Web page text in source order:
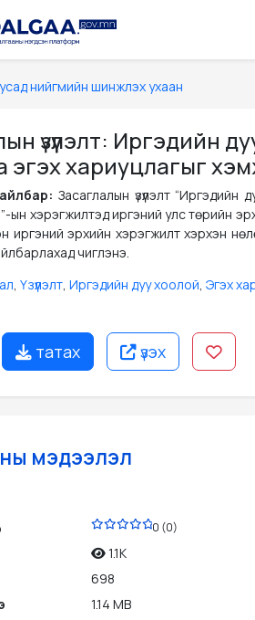
нийгмийн шинжлэх ухаан
үзүүлэлт: Иргэдийн
эгэх хариуцлагыг
Засаглалын үзүүлэлт
ын хэрэгжилтэд иргэний улс төрийн
иргэний эрхийн хэрэгжилт хэрхэн
чиглэнэ.
, Үзүүлэлт, Иргэдийн дуу хоолой, Эгэх
татах үзэх
мэдээлэл
0 (0)
1.1K
698
1.14 MB